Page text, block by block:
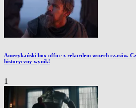
Amerykański box office z rekordem wszech czasów.
historyczny wynik!
1